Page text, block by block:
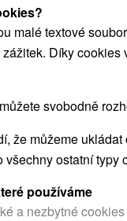
★ ★ ★Kaluža
a wellness
malé textové
Díky
svobodně
že můžeme
všechny ostatní
používáme
a nezbytné cookies